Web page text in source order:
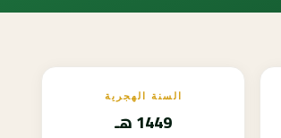
السنة الهجرية
1449 هـ